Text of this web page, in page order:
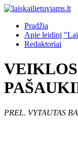
Pradžia
Apie leidinį
Redaktoriai
PREL. VYTAUTAS